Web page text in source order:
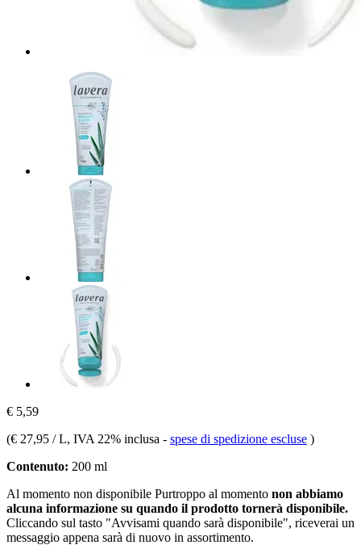
€ 5,59
(€ 27,95 / L, IVA 22% inclusa - spese di spedizione escluse )
Contenuto: 200 ml
Al momento non disponibile Purtroppo al momento non abbiamo
alcuna informazione su quando il prodotto tornerà disponibile.
Cliccando sul tasto "Avvisami quando sarà disponibile", riceverai un
messaggio appena sarà di nuovo in assortimento.